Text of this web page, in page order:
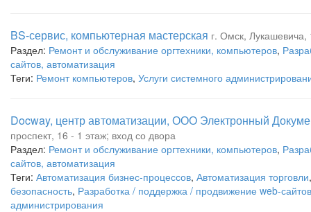
BS-сервис, компьютерная мастерская г. Омск, Лукашевича,
Раздел: Ремонт и обслуживание оргтехники, компьютеров,
сайтов, автоматизация
Теги: Ремонт компьютеров, Услуги системного
Docway, центр автоматизации, ООО Электронный
проспект, 16 - 1 этаж; вход со двора
Раздел: Ремонт и обслуживание оргтехники, компьютеров,
сайтов, автоматизация
Теги: Автоматизация бизнес-процессов, Автоматизация торговли
безопасность, Разработка / поддержка / продвижение web-сайтов
администрирования